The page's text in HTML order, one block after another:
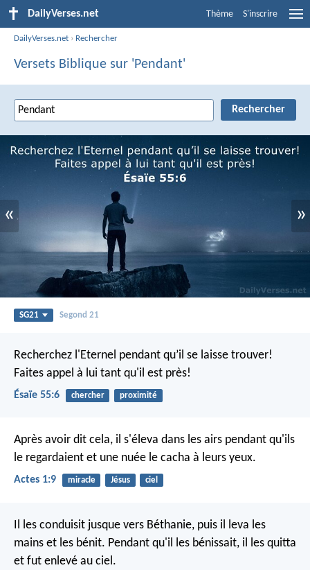
DailyVerses.net Thème S'inscrire
DailyVerses.net › Rechercher
Versets Biblique sur 'Pendant'
« »
SG21 Segond 21
Recherchez l'Eternel pendant qu’il se laisse trouver!
Faites appel à lui tant qu'il est près!
Ésaïe 55:6 chercher proximité
Après avoir dit cela, il s'éleva dans les airs pendant qu'ils
le regardaient et une nuée le cacha à leurs yeux.
Actes 1:9 miracle Jésus ciel
Il les conduisit jusque vers Béthanie, puis il leva les
mains et les bénit. Pendant qu'il les bénissait, il les quitta
et fut enlevé au ciel.